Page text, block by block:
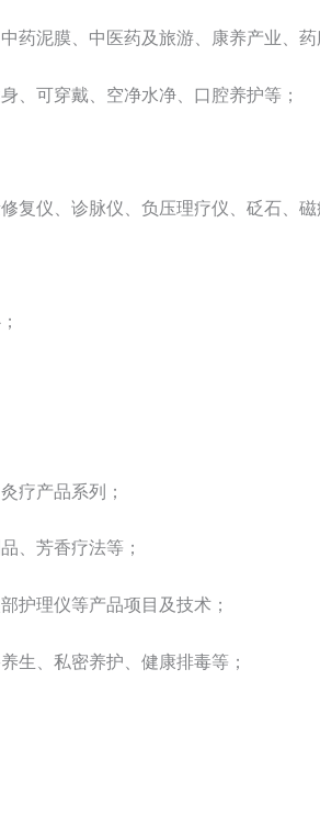
药泥膜、中医药及旅游、康养产业、
、可穿戴、空净水净、口腔养护等；
复仪、诊脉仪、负压理疗仪、砭石、
疗产品系列；
、芳香疗法等；
护理仪等产品项目及技术；
生、私密养护、健康排毒等；